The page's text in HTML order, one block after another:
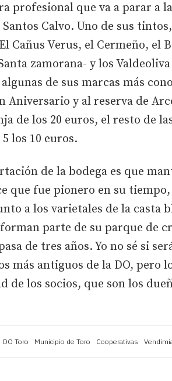
DO Toro Municipio de Toro Cooperativas
profesional que va a parar a
Calvo. Uno de sus
Cañus Verus, el Cermeño, el
zamorana- y los
de sus marcas más
Aniversario y al reserva de
de los 20 euros, el resto de
los 10 euros.
de la bodega es que
que fue pionero en su
a los varietales de la casta
parte de su parque de
de tres años. Yo no sé si
más antiguos de la DO, pero
de los socios, que son los